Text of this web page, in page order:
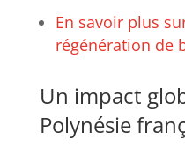
En savoir plus
régénération de
Un impact
Polynésie